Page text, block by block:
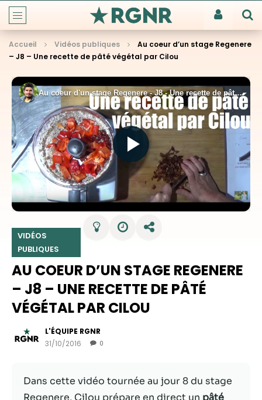
Accueil Vidéos publiques
Au coeur d’un stage Regenere
– J8 – Une recette de pâté végétal par Cilou
VIDÉOS
PUBLIQUES
AU COEUR D’UN STAGE REGENERE
– J8 – UNE RECETTE DE PÂTÉ
VÉGÉTAL PAR CILOU
L'ÉQUIPE RGNR
31/10/2016
0
Dans cette vidéo tournée au jour 8 du stage
Regenere, Cilou prépare en direct un pâté